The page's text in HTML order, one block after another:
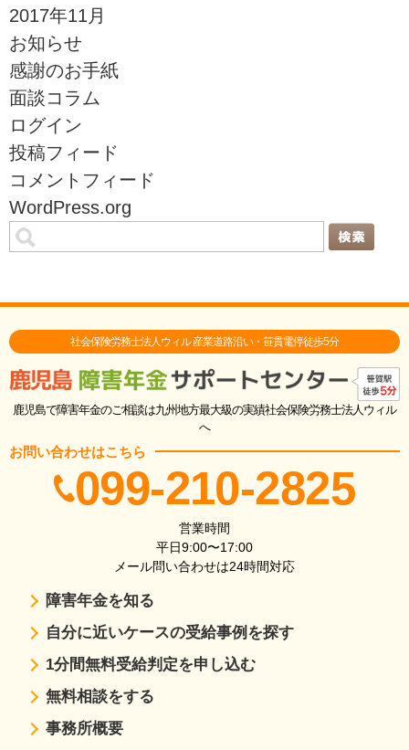
2017年11月
お知らせ
感謝のお手紙
面談コラム
ログイン
投稿フィード
コメントフィード
WordPress.org
社会保険労務士法人ウィル 産業道路沿い・笹貫電停徒歩5分
鹿児島で障害年金のご相談は九州地方最大級の実績社会保険労務士法人ウィル
へ
お問い合わせはこちら
099-210-2825
営業時間
平日9:00〜17:00
メール問い合わせは24時間対応
障害年金を知る
自分に近いケースの受給事例を探す
1分間無料受給判定を申し込む
無料相談をする
事務所概要